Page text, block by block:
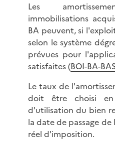
Les
immobilisations
BA peuvent, si
selon le système
prévues pour
satisfaites (BOI-BA-
Le taux de
doit être choisi
d'utilisation du bien
la date de passage
réel d'imposition.